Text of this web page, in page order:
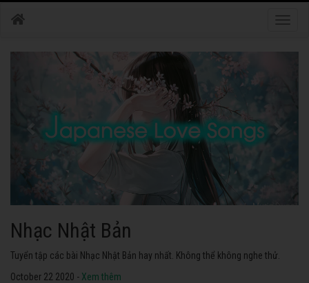
Nhạc Nhật Bản
Tuyển tập các bài Nhạc Nhật Bản hay nhất. Không thể không nghe thử.
October 22 2020 - Xem thêm